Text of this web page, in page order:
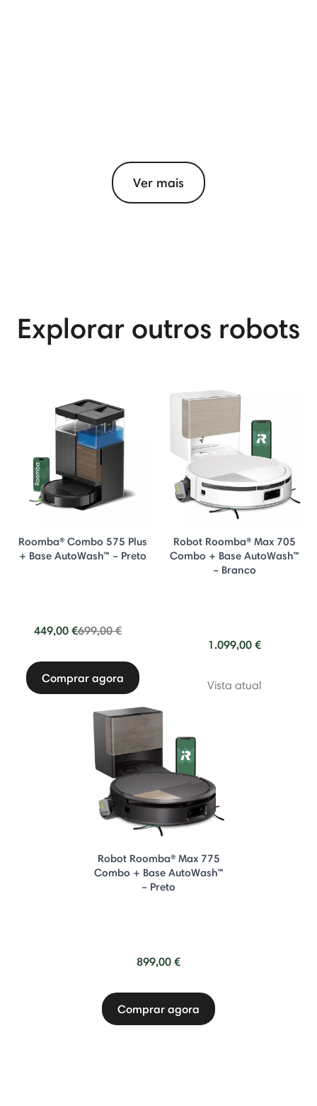
Ver mais
Explorar outros robots
Roomba® Combo 575 Plus
+ Base AutoWash™ – Preto
449,00 €Price reduced from
699,00 €to
Comprar agora
Robot Roomba® Max 705
Combo + Base AutoWash™
– Branco
1.099,00 €
Vista atual
Robot Roomba® Max 775
Combo + Base AutoWash™
– Preto
899,00 €
Comprar agora